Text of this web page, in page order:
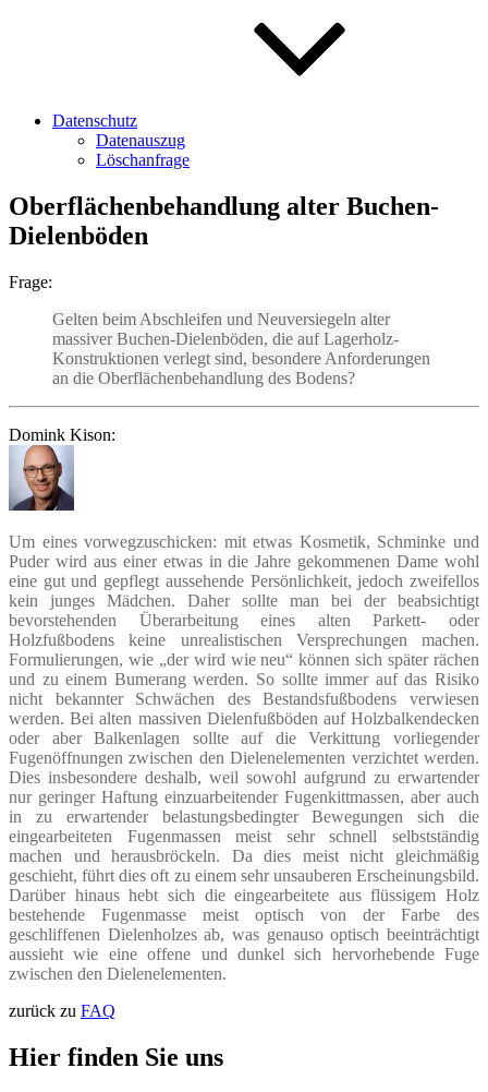
Datenschutz
Datenauszug
Löschanfrage
Oberflächenbehandlung alter Buchen-
Dielenböden
Frage:
Gelten beim Abschleifen und Neuversiegeln alter
massiver Buchen-Dielenböden, die auf Lagerholz-
Konstruktionen verlegt sind, besondere Anforderungen
an die Oberflächenbehandlung des Bodens?
Domink Kison:
Um eines vorwegzuschicken: mit etwas Kosmetik, Schminke und
Puder wird aus einer etwas in die Jahre gekommenen Dame wohl
eine gut und gepflegt aussehende Persönlichkeit, jedoch zweifellos
kein junges Mädchen. Daher sollte man bei der beabsichtigt
bevorstehenden Überarbeitung eines alten Parkett- oder
Holzfußbodens keine unrealistischen Versprechungen machen.
Formulierungen, wie „der wird wie neu“ können sich später rächen
und zu einem Bumerang werden. So sollte immer auf das Risiko
nicht bekannter Schwächen des Bestandsfußbodens verwiesen
werden. Bei alten massiven Dielenfußböden auf Holzbalkendecken
oder aber Balkenlagen sollte auf die Verkittung vorliegender
Fugenöffnungen zwischen den Dielenelementen verzichtet werden.
Dies insbesondere deshalb, weil sowohl aufgrund zu erwartender
nur geringer Haftung einzuarbeitender Fugenkittmassen, aber auch
in zu erwartender belastungsbedingter Bewegungen sich die
eingearbeiteten Fugenmassen meist sehr schnell selbstständig
machen und herausbröckeln. Da dies meist nicht gleichmäßig
geschieht, führt dies oft zu einem sehr unsauberen Erscheinungsbild.
Darüber hinaus hebt sich die eingearbeitete aus flüssigem Holz
bestehende Fugenmasse meist optisch von der Farbe des
geschliffenen Dielenholzes ab, was genauso optisch beeinträchtigt
aussieht wie eine offene und dunkel sich hervorhebende Fuge
zwischen den Dielenelementen.
zurück zu FAQ
Hier finden Sie uns